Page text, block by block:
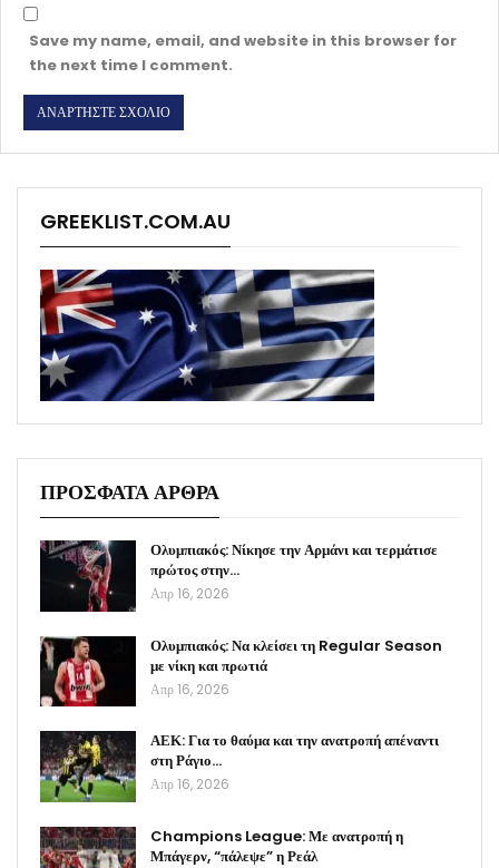
Save my name, email, and website in this browser for
the next time I comment.
GREEKLIST.COM.AU
ΠΡΟΣΦΑΤΑ ΑΡΘΡΑ
Ολυμπιακός: Νίκησε την Αρμάνι και τερμάτισε
πρώτος στην…
Απρ 16, 2026
Ολυμπιακός: Να κλείσει τη Regular Season
με νίκη και πρωτιά
Απρ 16, 2026
ΑΕΚ: Για το θαύμα και την ανατροπή απέναντι
στη Ράγιο…
Απρ 16, 2026
Champions League: Με ανατροπή η
Μπάγερν, “πάλεψε” η Ρεάλ